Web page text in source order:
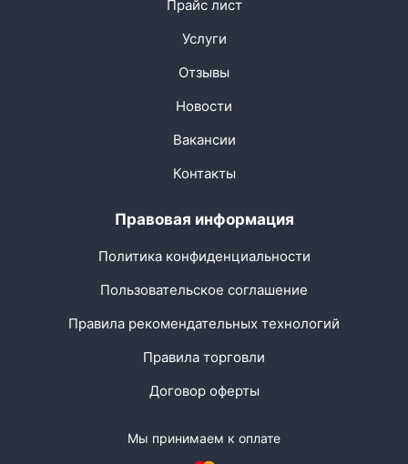
Прайс лист
Услуги
Отзывы
Новости
Вакансии
Контакты
Правовая информация
Политика конфиденциальности
Пользовательское соглашение
Правила рекомендательных технологий
Правила торговли
Договор оферты
Мы принимаем к оплате